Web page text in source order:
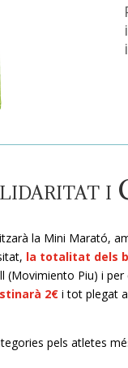
i
la Mini Marató,
la totalitat dels
(Movimiento Piu) i
2€ i tot plegat
pels atletes